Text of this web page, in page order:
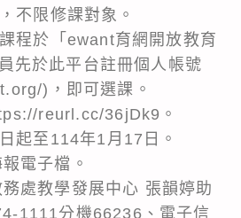
不限修課對象。
程於「ewant育網開放教育
先於此平台註冊個人帳號
)，即可選課。
reurl.cc/36jDk9。
起至114年1月17日。
電子檔。
處教學發展中心 張韻婷助
1111分機66236、電子信